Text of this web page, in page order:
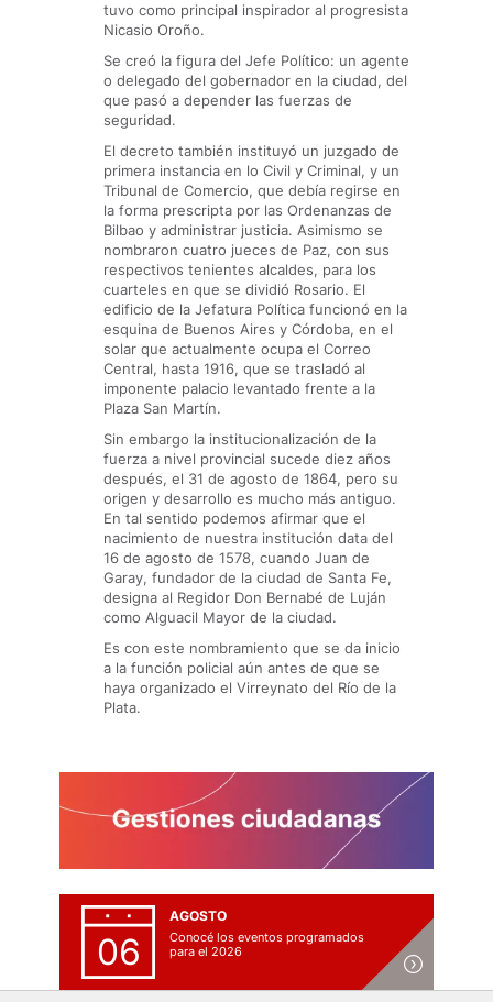
tuvo como principal inspirador al progresista
Nicasio Oroño.
Se creó la figura del Jefe Político: un agente
o delegado del gobernador en la ciudad, del
que pasó a depender las fuerzas de
seguridad.
El decreto también instituyó un juzgado de
primera instancia en lo Civil y Criminal, y un
Tribunal de Comercio, que debía regirse en
la forma prescripta por las Ordenanzas de
Bilbao y administrar justicia. Asimismo se
nombraron cuatro jueces de Paz, con sus
respectivos tenientes alcaldes, para los
cuarteles en que se dividió Rosario. El
edificio de la Jefatura Política funcionó en la
esquina de Buenos Aires y Córdoba, en el
solar que actualmente ocupa el Correo
Central, hasta 1916, que se trasladó al
imponente palacio levantado frente a la
Plaza San Martín.
Sin embargo la institucionalización de la
fuerza a nivel provincial sucede diez años
después, el 31 de agosto de 1864, pero su
origen y desarrollo es mucho más antiguo.
En tal sentido podemos afirmar que el
nacimiento de nuestra institución data del
16 de agosto de 1578, cuando Juan de
Garay, fundador de la ciudad de Santa Fe,
designa al Regidor Don Bernabé de Luján
como Alguacil Mayor de la ciudad.
Es con este nombramiento que se da inicio
a la función policial aún antes de que se
haya organizado el Virreynato del Río de la
Plata.
06
AGOSTO
Conocé los eventos programados
para el 2026